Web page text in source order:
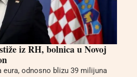
iz RH, bolnica u Novoj
eura, odnosno blizu 39 milijuna